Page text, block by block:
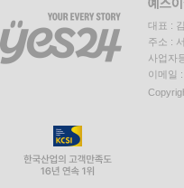
대표 :
주소 :
사업자
이메일